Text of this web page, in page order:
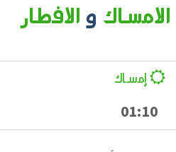
الامساك و الافطار
إمساك
01:10